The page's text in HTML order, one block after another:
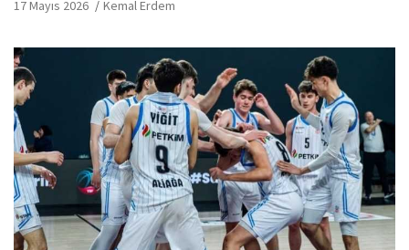
17 Mayıs 2026 Kemal Erdem